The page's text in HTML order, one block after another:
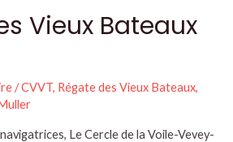
Vieux Bateaux
/CVVT, Régate des Vieux Bateaux,
Le Cercle de la Voile-Vevey-